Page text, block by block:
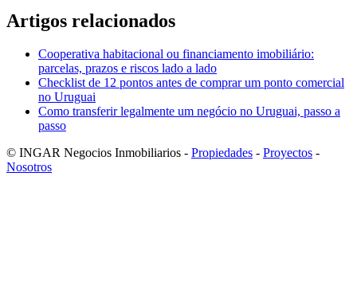
Artigos relacionados
Cooperativa habitacional ou financiamento imobiliário:
parcelas, prazos e riscos lado a lado
Checklist de 12 pontos antes de comprar um ponto comercial
no Uruguai
Como transferir legalmente um negócio no Uruguai, passo a
passo
© INGAR Negocios Inmobiliarios - Propiedades - Proyectos -
Nosotros